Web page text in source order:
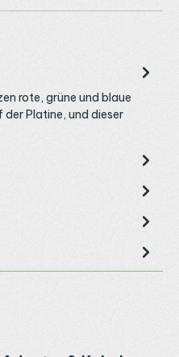
rote, grüne und blaue
Platine, und dieser